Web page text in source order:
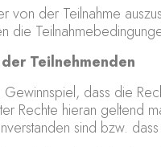
von der Teilnahme
Teilnehmenden
Gewinnspiel, dass die
Rechte hieran
sind bzw.